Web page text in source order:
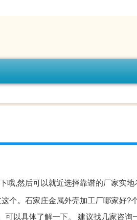
哦,然后可以就近选择靠谱的厂家实地
个。石家庄金属外壳加工厂哪家好?
以具体了解一下。 建议找几家咨询